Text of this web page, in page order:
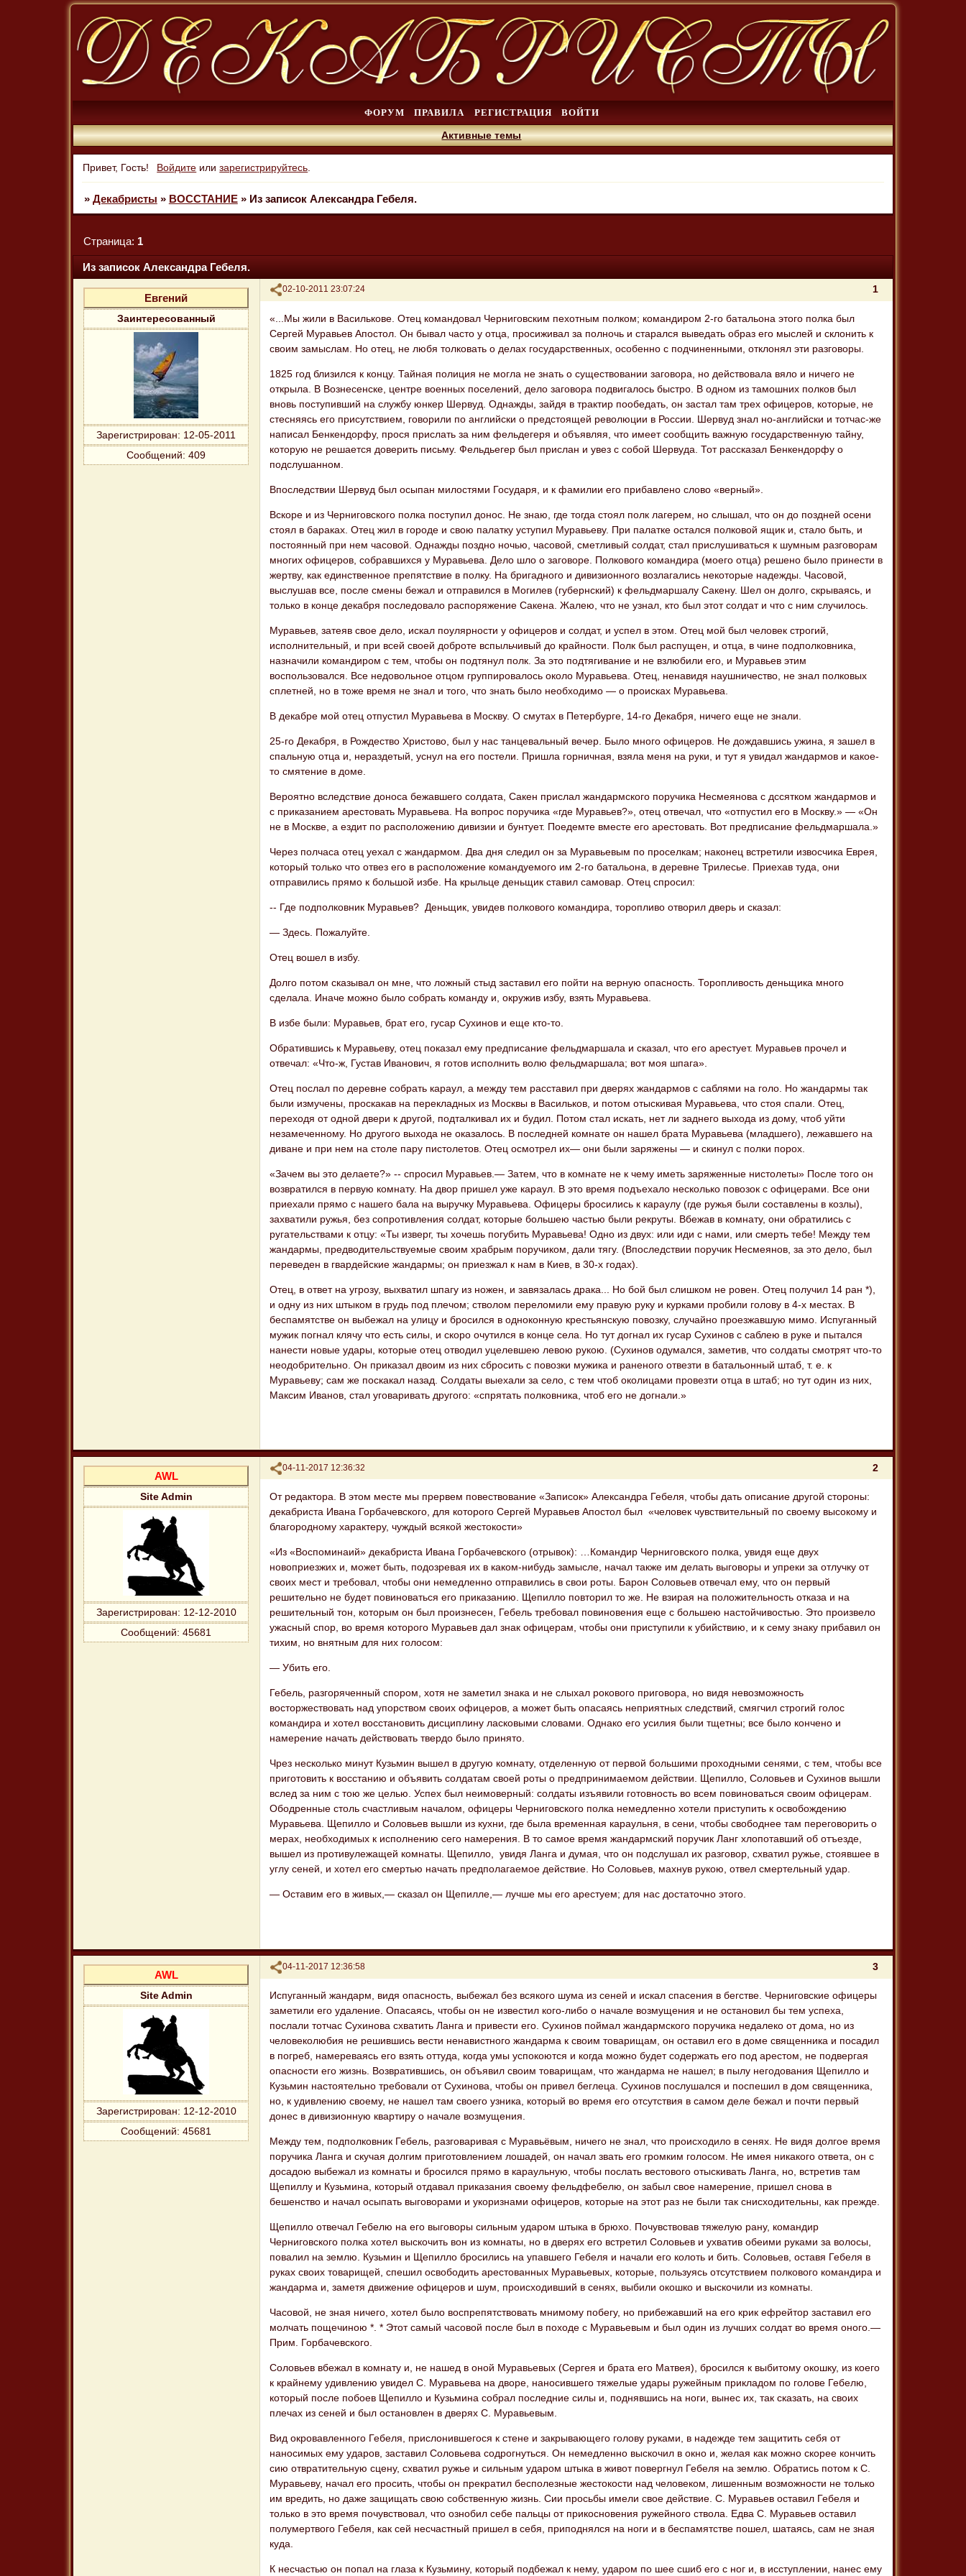
ФОРУМ ПРАВИЛА РЕГИСТРАЦИЯ ВОЙТИ
Активные темы
Привет, Гость! Войдите илизарегистрируйтесь.
» Декабристы » ВОССТАНИЕ » Из записок Александра Гебеля.
Из записок Александра Гебеля.
Страница: 1
Поделиться 1
02-10-2011 23:07:24
Евгений
Заинтересованный
Зарегистрирован: 12-05-2011
Сообщений: 409
«...Мы жили в Василькове. Отец командовал Черниговским пехотным полком; командиром 2-го батальона этого полка был
Сергей Муравьев Апостол. Он бывал часто у отца, просиживал за полночь и старался выведать образ его мыслей и склонить к
своим замыслам. Но отец, не любя толковать о делах государственных, особенно с подчиненными, отклонял эти разговоры.
1825 год близился к концу. Тайная полиция не могла не знать о существовании заговора, но действовала вяло и ничего не
открыла. В Вознесенске, центре военных поселений, дело заговора подвигалось быстро. В одном из тамошних полков был
вновь поступивший на службу юнкер Шервуд. Однажды, зайдя в трактир пообедать, он застал там трех офицеров, которые, не
стесняясь его присутствием, говорили по английски о предстоящей революции в России. Шервуд знал но-английски и тотчас-же
написал Бенкендорфу, прося прислать за ним фельдегеря и объявляя, что имеет сообщить важную государственную тайну,
которую не решается доверить письму. Фельдьегер был прислан и увез с собой Шервуда. Тот рассказал Бенкендорфу о
подслушанном.
Впоследствии Шервуд был осыпан милостями Государя, и к фамилии его прибавлено слово «верный».
Вскоре и из Черниговского полка поступил донос. Не знаю, где тогда стоял полк лагерем, но слышал, что он до поздней осени
стоял в бараках. Отец жил в городе и свою палатку уступил Муравьеву. При палатке остался полковой ящик и, стало быть, и
постоянный при нем часовой. Однажды поздно ночью, часовой, сметливый солдат, стал прислушиваться к шумным разговорам
многих офицеров, собравшихся у Муравьева. Дело шло о заговоре. Полкового командира (моего отца) решено было принести в
жертву, как единственное препятствие в полку. На бригадного и дивизионного возлагались некоторые надежды. Часовой,
выслушав все, после смены бежал и отправился в Могилев (губернский) к фельдмаршалу Сакену. Шел он долго, скрываясь, и
только в конце декабря последовало распоряжение Сакена. Жалею, что не узнал, кто был этот солдат и что с ним случилось.
Муравьев, затеяв свое дело, искал поулярности у офицеров и солдат, и успел в этом. Отец мой был человек строгий,
исполнительный, и при всей своей доброте вспыльчивый до крайности. Полк был распущен, и отца, в чине подполковника,
назначили командиром с тем, чтобы он подтянул полк. За это подтягивание и не взлюбили его, и Муравьев этим
воспользовался. Все недовольное отцом группировалось около Муравьева. Отец, ненавидя наушничество, не знал полковых
сплетней, но в тоже время не знал и того, что знать было необходимо — о происках Муравьева.
В декабре мой отец отпустил Муравьева в Москву. О смутах в Петербурге, 14-го Декабря, ничего еще не знали.
25-го Декабря, в Рождество Христово, был у нас танцевальный вечер. Было много офицеров. Не дождавшись ужина, я зашел в
спальную отца и, нераздетый, уснул на его постели. Пришла горничная, взяла меня на руки, и тут я увидал жандармов и какое-
то смятение в доме.
Вероятно вследствие доноса бежавшего солдата, Сакен прислал жандармского поручика Несмеянова с дссятком жандармов и
с приказанием арестовать Муравьева. На вопрос поручика «где Муравьев?», отец отвечал, что «отпустил его в Москву.» — «Он
не в Москве, а ездит по расположению дивизии и бунтует. Поедемте вместе его арестовать. Вот предписание фельдмаршала.»
Через полчаса отец уехал с жандармом. Два дня следил он за Муравьевым по проселкам; наконец встретили извосчика Еврея,
который только что отвез его в расположение командуемого им 2-го батальона, в деревне Трилесье. Приехав туда, они
отправились прямо к большой избе. На крыльце деньщик ставил самовар. Отец спросил:
-- Где подполковник Муравьев? Деньщик, увидев полкового командира, торопливо отворил дверь и сказал:
— Здесь. Пожалуйте.
Отец вошел в избу.
Долго потом сказывал он мне, что ложный стыд заставил его пойти на верную опасность. Торопливость деньщика много
сделала. Иначе можно было собрать команду и, окружив избу, взять Муравьева.
В избе были: Муравьев, брат его, гусар Сухинов и еще кто-то.
Обратившись к Муравьеву, отец показал ему предписание фельдмаршала и сказал, что его арестует. Муравьев прочел и
отвечал: «Что-ж, Густав Иванович, я готов исполнить волю фельдмаршала; вот моя шпага».
Отец послал по деревне собрать караул, а между тем расставил при дверях жандармов с саблями на голо. Но жандармы так
были измучены, проскакав на перекладных из Москвы в Васильков, и потом отыскивая Муравьева, что стоя спали. Отец,
переходя от одной двери к другой, подталкивал их и будил. Потом стал искать, нет ли заднего выхода из дому, чтоб уйти
незамеченному. Но другого выхода не оказалось. В последней комнате он нашел брата Муравьева (младшего), лежавшего на
диване и при нем на столе пару пистолетов. Отец осмотрел их— они были заряжены — и скинул с полки порох.
«Зачем вы это делаете?» -- спросил Муравьев.— Затем, что в комнате не к чему иметь заряженные нистолеты» После того он
возвратился в первую комнату. На двор пришел уже караул. В это время подъехало несколько повозок с офицерами. Все они
приехали прямо с нашего бала на выручку Муравьева. Офицеры бросились к караулу (где ружья были составлены в козлы),
захватили ружья, без сопротивления солдат, которые большею частью были рекруты. Вбежав в комнату, они обратились с
ругательствами к отцу: «Ты изверг, ты хочешь погубить Муравьева! Одно из двух: или иди с нами, или смерть тебе! Между тем
жандармы, предводительствуемые своим храбрым поручиком, дали тягу. (Впоследствии поручик Несмеянов, за это дело, был
переведен в гвардейские жандармы; он приезжал к нам в Киев, в 30-х годах).
Отец, в ответ на угрозу, выхватил шпагу из ножен, и завязалась драка... Но бой был слишком не ровен. Отец получил 14 ран *),
и одну из них штыком в грудь под плечом; стволом переломили ему правую руку и курками пробили голову в 4-х местах. В
беспамятстве он выбежал на улицу и бросился в одноконную крестьянскую повозку, случайно проезжавшую мимо. Испуганный
мужик погнал клячу что есть силы, и скоро очутился в конце села. Но тут догнал их гусар Сухинов с саблею в руке и пытался
нанести новые удары, которые отец отводил уцелевшею левою рукою. (Сухинов одумался, заметив, что солдаты смотрят что-то
неодобрительно. Он приказал двоим из них сбросить с повозки мужика и раненого отвезти в батальонный штаб, т. е. к
Муравьеву; сам же поскакал назад. Солдаты выехали за село, с тем чтоб околицами провезти отца в штаб; но тут один из них,
Максим Иванов, стал уговаривать другого: «спрятать полковника, чтоб его не догнали.»
Поделиться 2
04-11-2017 12:36:32
AWL
Site Admin
Зарегистрирован: 12-12-2010
Сообщений: 45681
От редактора. В этом месте мы прервем повествование «Записок» Александра Гебеля, чтобы дать описание другой стороны:
декабриста Ивана Горбачевского, для которого Сергей Муравьев Апостол был «человек чувствительный по своему высокому и
благородному характеру, чуждый всякой жестокости»
«Из «Воспоминаий» декабриста Ивана Горбачевского (отрывок): …Командир Черниговского полка, увидя еще двух
новоприезжих и, может быть, подозревая их в каком-нибудь замысле, начал также им делать выговоры и упреки за отлучку от
своих мест и требовал, чтобы они немедленно отправились в свои роты. Барон Соловьев отвечал ему, что он первый
решительно не будет повиноваться его приказанию. Щепилло повторил то же. Не взирая на положительность отказа и на
решительный тон, которым он был произнесен, Гебель требовал повиновения еще с большею настойчивостью. Это произвело
ужасный спор, во время которого Муравьев дал знак офицерам, чтобы они приступили к убийствию, и к сему знаку прибавил он
тихим, но внятным для них голосом:
— Убить его.
Гебель, разгоряченный спором, хотя не заметил знака и не слыхал рокового приговора, но видя невозможность
восторжествовать над упорством своих офицеров, а может быть опасаясь неприятных следствий, смягчил строгий голос
командира и хотел восстановить дисциплину ласковыми словами. Однако его усилия были тщетны; все было кончено и
намерение начать действовать твердо было принято.
Чрез несколько минут Кузьмин вышел в другую комнату, отделенную от первой большими проходными сенями, с тем, чтобы все
приготовить к восстанию и объявить солдатам своей роты о предпринимаемом действии. Щепилло, Соловьев и Сухинов вышли
вслед за ним с тою же целью. Успех был неимоверный: солдаты изъявили готовность во всем повиноваться своим офицерам.
Ободренные столь счастливым началом, офицеры Черниговского полка немедленно хотели приступить к освобождению
Муравьева. Щепилло и Соловьев вышли из кухни, где была временная караульня, в сени, чтобы свободнее там переговорить о
мерах, необходимых к исполнению сего намерения. В то самое время жандармский поручик Ланг хлопотавший об отъезде,
вышел из противулежащей комнаты. Щепилло, увидя Ланга и думая, что он подслушал их разговор, схватил ружье, стоявшее в
углу сеней, и хотел его смертью начать предполагаемое действие. Но Соловьев, махнув рукою, отвел смертельный удар.
— Оставим его в живых,— сказал он Щепилле,— лучше мы его арестуем; для нас достаточно этого.
Поделиться 3
04-11-2017 12:36:58
AWL
Site Admin
Зарегистрирован: 12-12-2010
Сообщений: 45681
Испуганный жандарм, видя опасность, выбежал без всякого шума из сеней и искал спасения в бегстве. Черниговские офицеры
заметили его удаление. Опасаясь, чтобы он не известил кого-либо о начале возмущения и не остановил бы тем успеха,
послали тотчас Сухинова схватить Ланга и привести его. Сухинов поймал жандармского поручика недалеко от дома, но из
человеколюбия не решившись вести ненавистного жандарма к своим товарищам, он оставил его в доме священника и посадил
в погреб, намереваясь его взять оттуда, когда умы успокоются и когда можно будет содержать его под арестом, не подвергая
опасности его жизнь. Возвратившись, он объявил своим товарищам, что жандарма не нашел; в пылу негодования Щепилло и
Кузьмин настоятельно требовали от Сухинова, чтобы он привел беглеца. Сухинов послушался и поспешил в дом священника,
но, к удивлению своему, не нашел там своего узника, который во время его отсутствия в самом деле бежал и почти первый
донес в дивизионную квартиру о начале возмущения.
Между тем, подполковник Гебель, разговаривая с Муравьёвым, ничего не знал, что происходило в сенях. Не видя долгое время
поручика Ланга и скучая долгим приготовлением лошадей, он начал звать его громким голосом. Не имея никакого ответа, он с
досадою выбежал из комнаты и бросился прямо в караульную, чтобы послать вестового отыскивать Ланга, но, встретив там
Щепиллу и Кузьмина, который отдавал приказания своему фельдфебелю, он забыл свое намерение, пришел снова в
бешенство и начал осыпать выговорами и укоризнами офицеров, которые на этот раз не были так снисходительны, как прежде.
Щепилло отвечал Гебелю на его выговоры сильным ударом штыка в брюхо. Почувствовав тяжелую рану, командир
Черниговского полка хотел выскочить вон из комнаты, но в дверях его встретил Соловьев и ухватив обеими руками за волосы,
пова­лил на землю. Кузьмин и Щепилло бросились на упавшего Гебеля и начали его колоть и бить. Соловьев, оставя Гебеля в
руках своих товарищей, спешил освободить арестованных Муравьевых, которые, пользуясь отсутствием полкового командира и
жандарма и, заметя движение офицеров и шум, происходивший в сенях, выбили окошко и выскочили из комнаты.
Часовой, не зная ничего, хотел было воспрепятствовать мнимому побегу, но прибежавший на его крик ефрейтор заставил его
молчать пощечиною *. * Этот самый часовой после был в походе с Муравьевым и был один из лучших солдат во время оного.—
Прим. Горбачевского.
Соловьев вбежал в комнату и, не нашед в оной Муравьевых (Сергея и брата его Матвея), бросился к выбитому окошку, из коего
к крайнему удивлению увидел С. Муравьева на дворе, наносившего тяжелые удары ружейным прикладом по голове Гебелю,
который после побоев Щепилло и Кузьмина собрал последние силы и, поднявшись на ноги, вынес их, так сказать, на своих
плечах из сеней и был остановлен в дверях С. Муравьевым.
Вид окровавленного Гебеля, прислонившегося к стене и закрывающего голову руками, в надежде тем защитить себя от
наносимых ему ударов, заставил Соловьева содрогнуться. Он немедленно выскочил в окно и, желая как можно скорее кончить
сию отвратительную сцену, схватил ружье и сильным ударом штыка в живот повергнул Гебеля на землю. Обратись потом к С.
Муравьеву, начал его просить, чтобы он прекратил бесполезные жестокости над человеком, лишенным возможности не только
им вредить, но даже защищать свою собственную жизнь. Сии просьбы имели свое действие. С. Муравьев оставил Гебеля и
только в это время почувствовал, что ознобил себе пальцы от прикосновения ружейного ствола. Едва С. Муравьев оставил
полумертвого Гебеля, как сей несчастный пришел в себя, приподнялся на ноги и в беспамятстве пошел, шатаясь, сам не зная
куда.
К несчастью он попал на глаза к Кузьмину, который подбежал к нему, ударом по шее сшиб его с ног и, в исступлении, нанес ему